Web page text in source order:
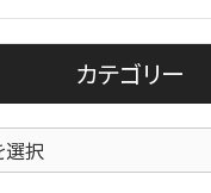
カテゴリー